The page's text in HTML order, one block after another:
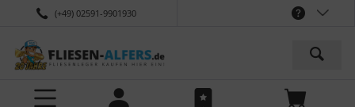
(+49) 02591-9901930